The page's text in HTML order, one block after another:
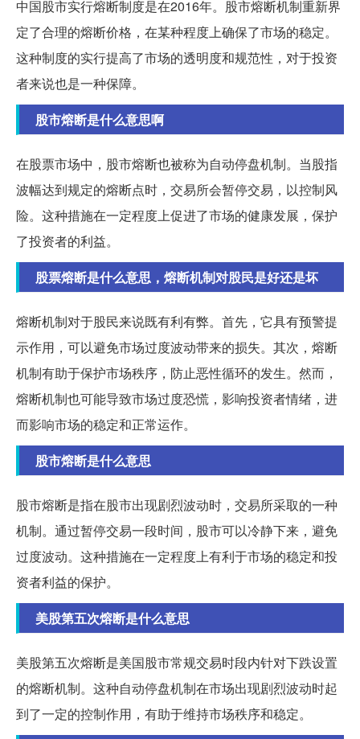
中国股市实行熔断制度是在2016年。股市熔断机制重新界
定了合理的熔断价格，在某种程度上确保了市场的稳定。
这种制度的实行提高了市场的透明度和规范性，对于投资
者来说也是一种保障。
股市熔断是什么意思啊
在股票市场中，股市熔断也被称为自动停盘机制。当股指
波幅达到规定的熔断点时，交易所会暂停交易，以控制风
险。这种措施在一定程度上促进了市场的健康发展，保护
了投资者的利益。
股票熔断是什么意思，熔断机制对股民是好还是坏
熔断机制对于股民来说既有利有弊。首先，它具有预警提
示作用，可以避免市场过度波动带来的损失。其次，熔断
机制有助于保护市场秩序，防止恶性循环的发生。然而，
熔断机制也可能导致市场过度恐慌，影响投资者情绪，进
而影响市场的稳定和正常运作。
股市熔断是什么意思
股市熔断是指在股市出现剧烈波动时，交易所采取的一种
机制。通过暂停交易一段时间，股市可以冷静下来，避免
过度波动。这种措施在一定程度上有利于市场的稳定和投
资者利益的保护。
美股第五次熔断是什么意思
美股第五次熔断是美国股市常规交易时段内针对下跌设置
的熔断机制。这种自动停盘机制在市场出现剧烈波动时起
到了一定的控制作用，有助于维持市场秩序和稳定。